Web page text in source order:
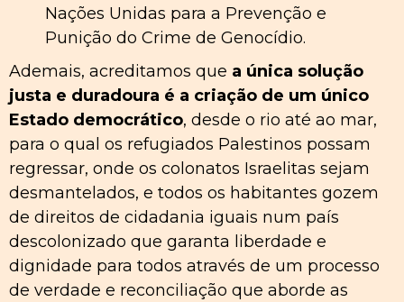
Nações Unidas para a Prevenção e
Punição do Crime de Genocídio.
Ademais, acreditamos que a única solução
justa e duradoura é a criação de um único
Estado democrático, desde o rio até ao mar,
para o qual os refugiados Palestinos possam
regressar, onde os colonatos Israelitas sejam
desmantelados, e todos os habitantes gozem
de direitos de cidadania iguais num país
descolonizado que garanta liberdade e
dignidade para todos através de um processo
de verdade e reconciliação que aborde as